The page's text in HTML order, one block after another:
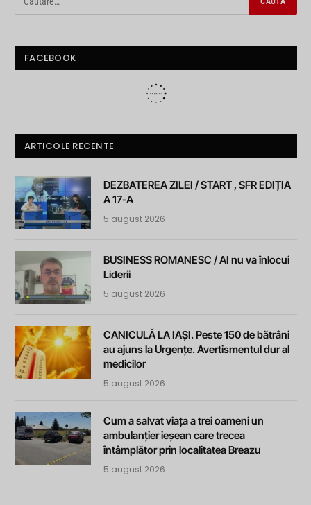
FACEBOOK
ARTICOLE RECENTE
DEZBATEREA ZILEI / START , SFR EDIȚIA
A 17-A
5 august 2026
BUSINESS ROMANESC / AI nu va înlocui
Liderii
5 august 2026
CANICULĂ LA IAȘI. Peste 150 de bătrâni
au ajuns la Urgențe. Avertismentul dur al
medicilor
5 august 2026
Cum a salvat viața a trei oameni un
ambulanțier ieșean care trecea
întâmplător prin localitatea Breazu
5 august 2026